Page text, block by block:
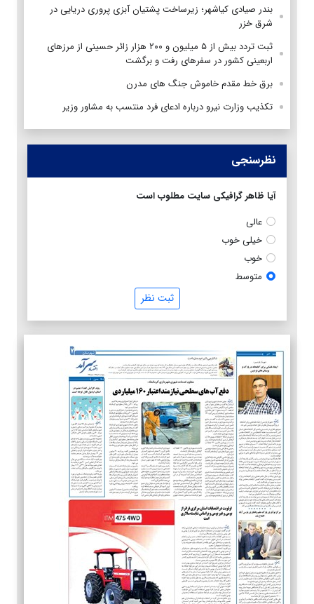
بندر صیادی کیاشهر؛ زیرساخت پشتیان آبزی پروری دریایی در
شرق خزر
ثبت تردد بیش از ۵ میلیون و ۲۰۰ هزار زائر حسینی از مرزهای
اربعینی کشور در سفرهای رفت و برگشت
برق خط مقدم خاموش جنگ های مدرن
تکذیب وزارت نیرو درباره ادعای فرد منتسب به مشاور وزیر
نظرسنجی
آیا ظاهر گرافیکی سایت مطلوب است
عالی
خیلی خوب
خوب
متوسط
ثبت نظر